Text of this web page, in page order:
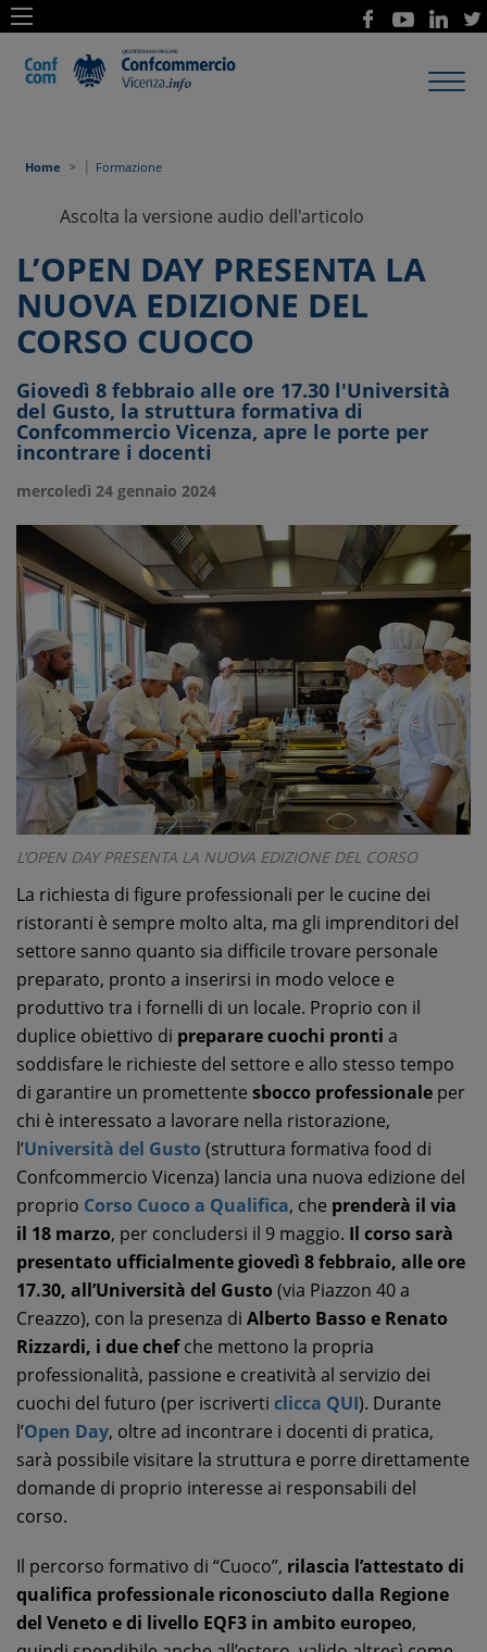
Home | Formazione
Ascolta la versione audio dell'articolo
L’OPEN DAY PRESENTA LA
NUOVA EDIZIONE DEL
CORSO CUOCO
Giovedì 8 febbraio alle ore 17.30 l'Università
del Gusto, la struttura formativa di
Confcommercio Vicenza, apre le porte per
incontrare i docenti
mercoledì 24 gennaio 2024
L’OPEN DAY PRESENTA LA NUOVA EDIZIONE DEL CORSO
La richiesta di figure professionali per le cucine dei
ristoranti è sempre molto alta, ma gli imprenditori del
settore sanno quanto sia difficile trovare personale
preparato, pronto a inserirsi in modo veloce e
produttivo tra i fornelli di un locale. Proprio con il
duplice obiettivo di preparare cuochi pronti a
soddisfare le richieste del settore e allo stesso tempo
di garantire un promettente sbocco professionale per
chi è interessato a lavorare nella ristorazione,
l’Università del Gusto (struttura formativa food di
Confcommercio Vicenza) lancia una nuova edizione del
proprio Corso Cuoco a Qualifica, che prenderà il via
il 18 marzo, per concludersi il 9 maggio. Il corso sarà
presentato ufficialmentegiovedì 8 febbraio, alle ore
17.30, all’Università del Gusto (via Piazzon 40 a
Creazzo), con la presenza di Alberto Basso e Renato
Rizzardi, i due chefche mettono la propria
professionalità, passione e creatività al servizio dei
cuochi del futuro (per iscriverti clicca QUI). Durante
l’Open Day, oltre ad incontrare i docenti di pratica,
sarà possibile visitare la struttura e porre direttamente
domande di proprio interesse ai responsabili del
corso.
Il percorso formativo di “Cuoco”, rilascia l’attestato di
qualifica professionale riconosciuto dalla Regione
del Veneto e di livello EQF3 in ambito europeo,